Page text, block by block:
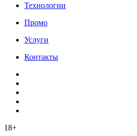
Технологии
Промо
Услуги
Контакты
18+